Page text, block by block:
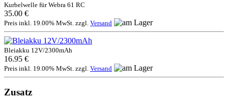
Kurbelwelle für Webra 61 RC
35.00 €
Preis inkl. 19.00% MwSt. zzgl. Versand
Bleiakku 12V/2300mAh
16.95 €
Preis inkl. 19.00% MwSt. zzgl. Versand
Zusatz